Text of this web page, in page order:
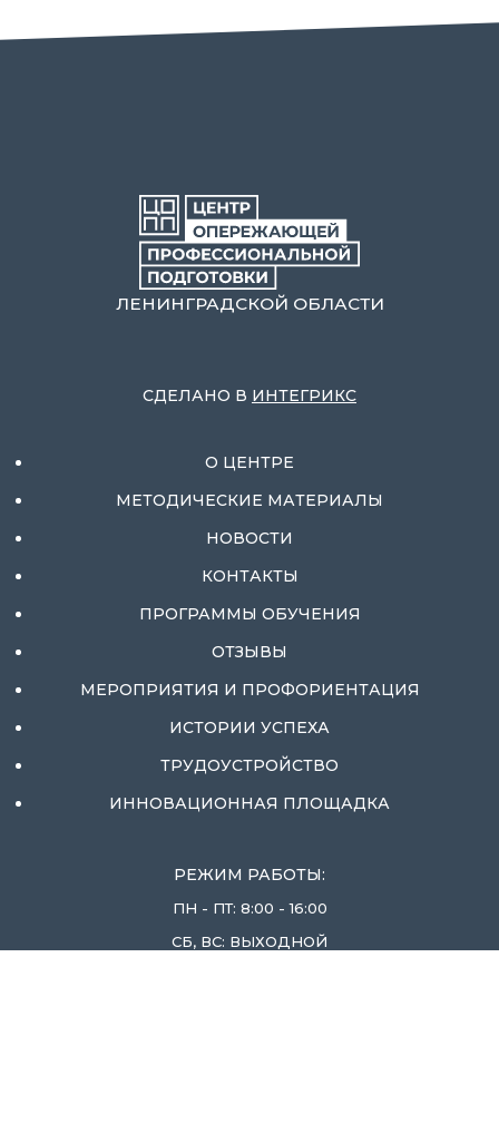
ЛЕНИНГРАДСКОЙ ОБЛАСТИ
СДЕЛАНО В ИНТЕГРИКС
О ЦЕНТРЕ
МЕТОДИЧЕСКИЕ МАТЕРИАЛЫ
НОВОСТИ
КОНТАКТЫ
ПРОГРАММЫ ОБУЧЕНИЯ
ОТЗЫВЫ
МЕРОПРИЯТИЯ И ПРОФОРИЕНТАЦИЯ
ИСТОРИИ УСПЕХА
ТРУДОУСТРОЙСТВО
ИННОВАЦИОННАЯ ПЛОЩАДКА
РЕЖИМ РАБОТЫ:
ПН - ПТ: 8:00 - 16:00
СБ, ВС: ВЫХОДНОЙ